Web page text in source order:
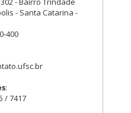
- Santa Catarina -
400
:
/ 7417